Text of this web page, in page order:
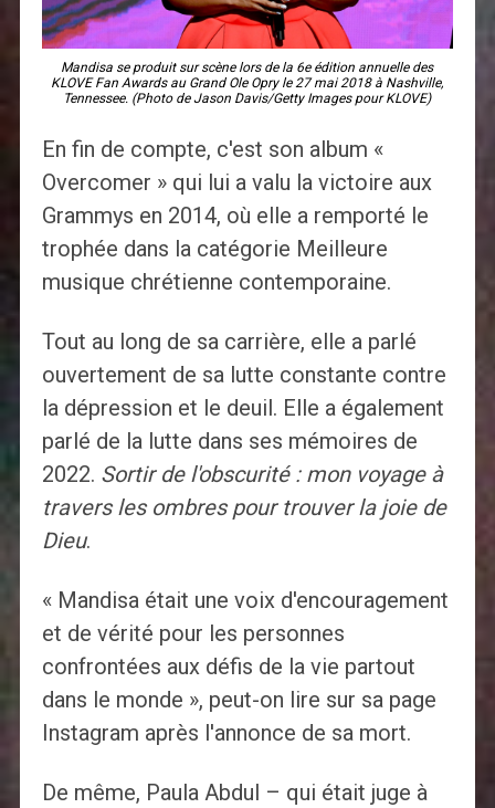
Mandisa se produit sur scène lors de la 6e édition annuelle des
KLOVE Fan Awards au Grand Ole Opry le 27 mai 2018 à Nashville,
Tennessee. (Photo de Jason Davis/Getty Images pour KLOVE)
En fin de compte, c'est son album «
Overcomer » qui lui a valu la victoire aux
Grammys en 2014, où elle a remporté le
trophée dans la catégorie Meilleure
musique chrétienne contemporaine.
Tout au long de sa carrière, elle a parlé
ouvertement de sa lutte constante contre
la dépression et le deuil. Elle a également
parlé de la lutte dans ses mémoires de
2022. Sortir de l'obscurité : mon voyage à
travers les ombres pour trouver la joie de
Dieu.
« Mandisa était une voix d'encouragement
et de vérité pour les personnes
confrontées aux défis de la vie partout
dans le monde », peut-on lire sur sa page
Instagram après l'annonce de sa mort.
De même, Paula Abdul – qui était juge à